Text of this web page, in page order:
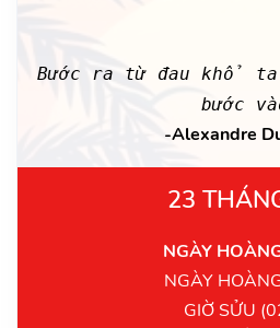
Bước ra từ đau khổ ta
bước
-Alexandre
23
NGÀY
NGÀY
GIỜ SỬU